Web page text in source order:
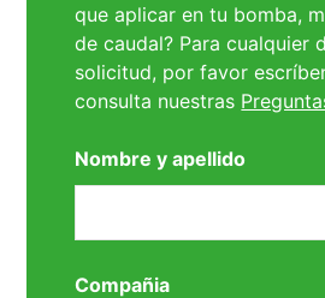
que aplicar en tu bomba,
de caudal? Para cualquier
solicitud, por favor
consulta nuestras
Nombre y apellido
Compañia